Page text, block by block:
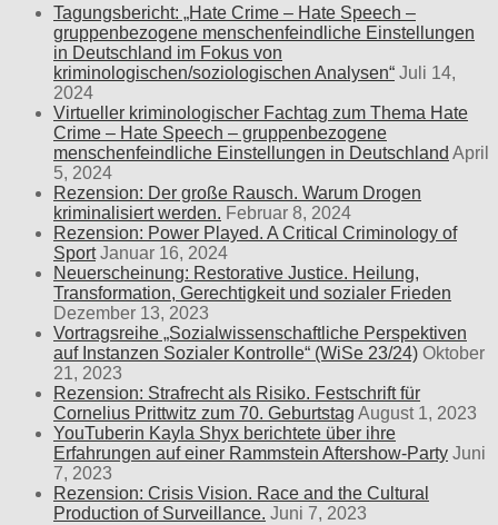
Tagungsbericht: „Hate Crime – Hate Speech –
gruppenbezogene menschenfeindliche Einstellungen
in Deutschland im Fokus von
kriminologischen/soziologischen Analysen“ Juli 14,
2024
Virtueller kriminologischer Fachtag zum Thema Hate
Crime – Hate Speech – gruppenbezogene
menschenfeindliche Einstellungen in Deutschland April
5, 2024
Rezension: Der große Rausch. Warum Drogen
kriminalisiert werden. Februar 8, 2024
Rezension: Power Played. A Critical Criminology of
Sport Januar 16, 2024
Neuerscheinung: Restorative Justice. Heilung,
Transformation, Gerechtigkeit und sozialer Frieden
Dezember 13, 2023
Vortragsreihe „Sozialwissenschaftliche Perspektiven
auf Instanzen Sozialer Kontrolle“ (WiSe 23/24) Oktober
21, 2023
Rezension: Strafrecht als Risiko. Festschrift für
Cornelius Prittwitz zum 70. Geburtstag August 1, 2023
YouTuberin Kayla Shyx berichtete über ihre
Erfahrungen auf einer Rammstein Aftershow-Party Juni
7, 2023
Rezension: Crisis Vision. Race and the Cultural
Production of Surveillance. Juni 7, 2023